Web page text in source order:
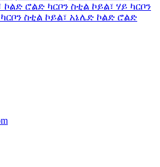
ሮልድ ካርቦን ስቲል ኮይል፣ ሃይ ካርቦን
ስቲል ኮይል፣ አኔሌድ ኮልድ ሮልድ